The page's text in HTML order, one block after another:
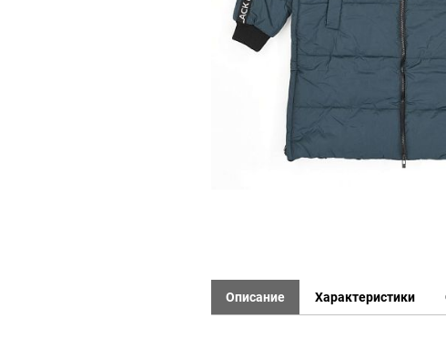
Описание Характеристики